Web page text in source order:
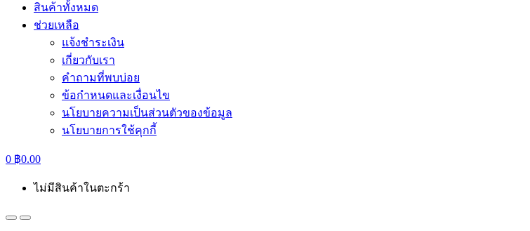
สินค้าทั้งหมด
ช่วยเหลือ
แจ้งชำระเงิน
เกี่ยวกับเรา
คำถามที่พบบ่อย
ข้อกำหนดและเงื่อนไข
นโยบายความเป็นส่วนตัวของข้อมูล
นโยบายการใช้คุกกี้
0 ฿0.00
ไม่มีสินค้าในตะกร้า